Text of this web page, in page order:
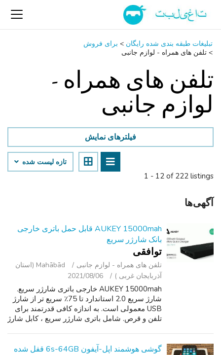
تبلیغات طبقه بندی شده رایگان > برای فروش
> تلفن ‌های همراه - لوازم جانبی
تلفن ‌های همراه -
لوازم جانبی
1 - 12 of 222 listings
فیلترهای نمایش
تازه لیست شده
آگهی‌ها
AUKEY 15000mah قابل حمل باتری خارجی
بانک شارژر سریع
توافقی
تلفن ‌های همراه - لوازم جانبی
Mahābād (استان
آذربایجان غربی )
2021/08/06
AUKEY 15000mah خارجی باتری شارژر سریع.
شارژ سریع 2.0 استاندارد تا 75٪ سریع تر از شارژ
USB معمولی است. به اندازه کافی قدرتمند برای
تلفن و قرص. شامل باتری شارژر سریع ، کابل شارژ
گوشی هوشمند اپل-آیفون 6s-64GB قفل شده